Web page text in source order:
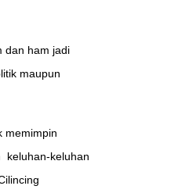
dan ham jadi
maupun
memimpin
keluhan-keluhan